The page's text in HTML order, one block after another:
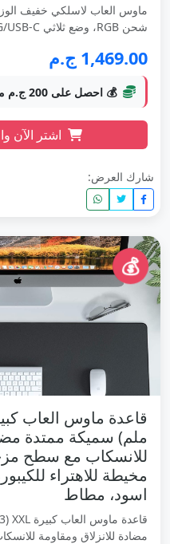
شحن RGB، وضع ثلاثي 2.4G/USB-C سلكي/بلوتوث، 22...
1,469.00 ج.م
💰 احصل على 200 ج.م مكافأة
اشتر الآن
شارك العرض:
💰
ملم) سميكة ممتدة
للانسكاب مع سطح
مخيطة للاهتراء
اسود، مطاط
مضادة للانزلاق ومقاومة